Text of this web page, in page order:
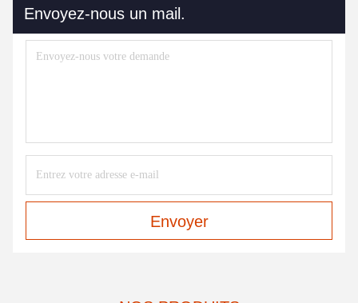
Envoyez-nous un mail.
Envoyer